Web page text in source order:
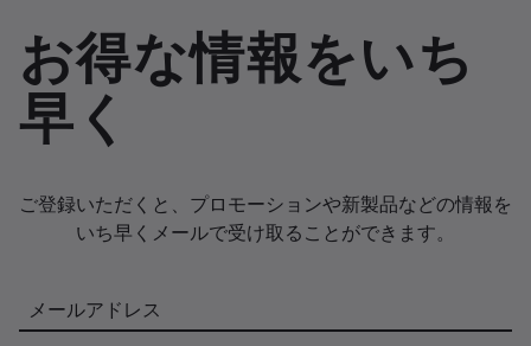
お得な情報をいち
早く
ご登録いただくと、プロモーションや新製品などの情報を
いち早くメールで受け取ることができます。
メールアドレス